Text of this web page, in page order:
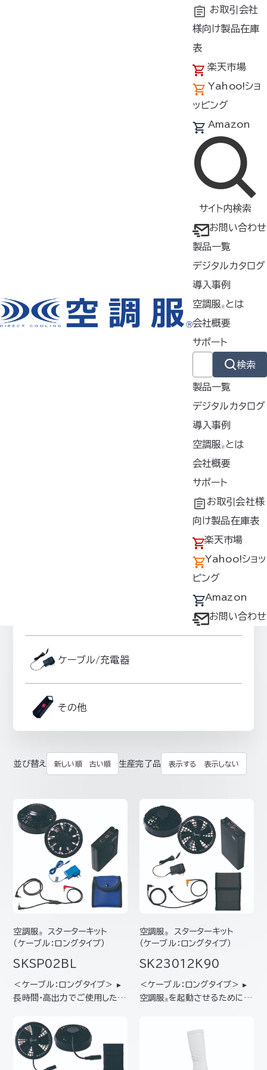
お取引会社
様向け製品在庫
表
楽天市場
Yahoo!ショ
ッピング
Amazon
サイト内検索
お問い合わせ
製品一覧
デジタルカタログ
導入事例
空調服🄬 とは
会社概要
サポート
検索
製品一覧
デジタルカタログ
導入事例
導入事例
共同開発
工場シミュレーシ
ョン
空調服🄬 とは
空調服 ®とは
開発秘話
会社概要
企業理念
会社概要
会社沿革
アクセス
採用情報
サポート
よくあるご質問
不要なバッテリー
の回収について
デバイス・ファン
オプション対応表
取扱説明書ダウ
ンロードサービス
ユーザー登録
お取引会社様
向け製品在庫表
楽天市場
Yahoo!ショッ
ピング
Amazon
お問い合わせ
製品ジャンル
ケーブル/充電器
その他
検索
並び替え 新しい順 古い順 生産完了品 表示する 表示しない
空調服®
スターターキット
（ケーブル：ロングタイプ）
SKSP02BL
＜ケーブル：ロングタイプ＞ ▸
長時間･高出力でご使用したい
ている、スタンダードタイプの
ファンと、汎用性の高いバッテ
リーのセット 【キット内容】バッ
テリー（BTSP1） ファン2個（F
空調服®
スターターキット
（ケーブル：ロングタイプ）
SK23012K90
＜ケーブル：ロングタイプ＞ ▸
空調服® を起動させるために必
をご使用になられる方に
おすすめ ▸最大風量106ℓ/秒
ターボーモード対応ファン＆最